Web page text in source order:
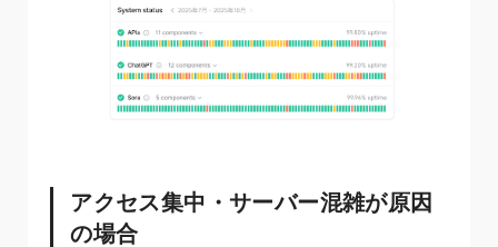
アクセス集中・サーバー混雑が原因
の場合